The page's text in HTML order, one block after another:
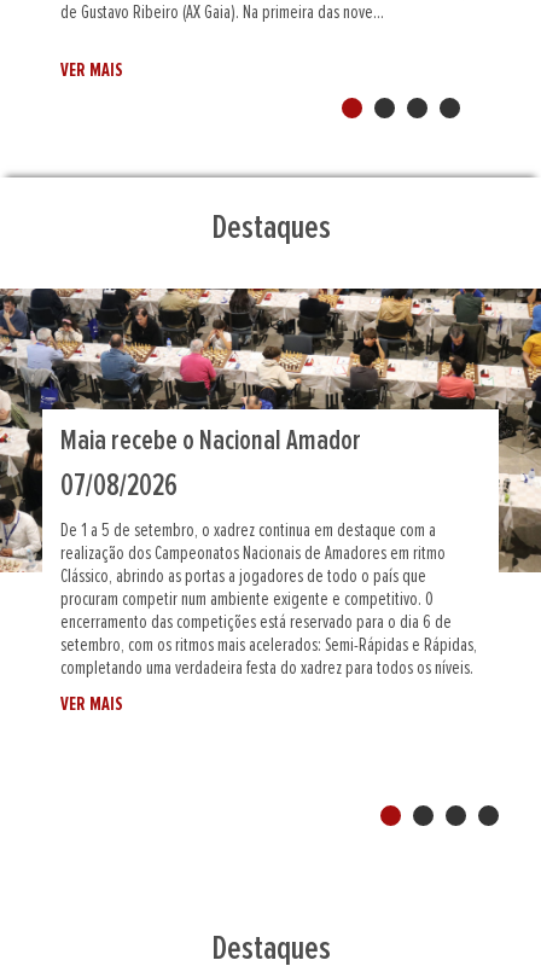
Muthaiah, cotado com 2442 pontos Elo, beneficiou de um melhor
VER MAIS
Destaques
Maia define novo Campeão Nacional
Absoluto
De 30 de agosto a 6 de setembro, a cidade da Maia recebe, na
Tecmaia, o Campeonato Nacional Absoluto, a prova máxima em
formato individual do calendário nacional, onde os melhores
jogadores portugueses vão disputar o título de Campeão Nacional
absoluto.Será uma semana intensa de grandes partidas, emoções
fortes e muito xadrez de alto nível, num palco de excelência que
reforça a ligação entre o desporto e a inovação. - Local: Tecmaia,
Maia- Datas: 30 de agosto a 6 de setembro de 2026-...
Destaques